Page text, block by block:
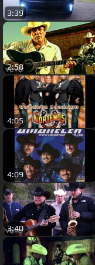
3:39
2:58
4:05
4:09
3:40